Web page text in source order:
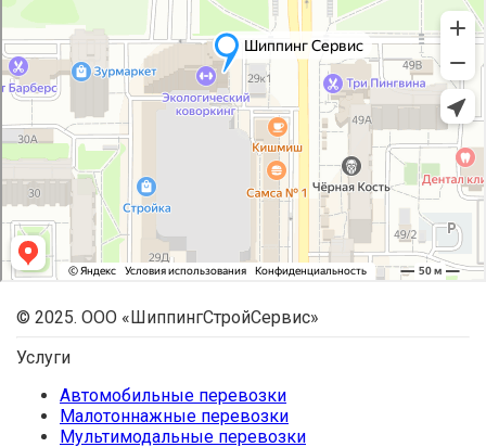
© 2025. ООО «ШиппингСтройСервис»
Услуги
Автомобильные перевозки
Малотоннажные перевозки
Мультимодальные перевозки